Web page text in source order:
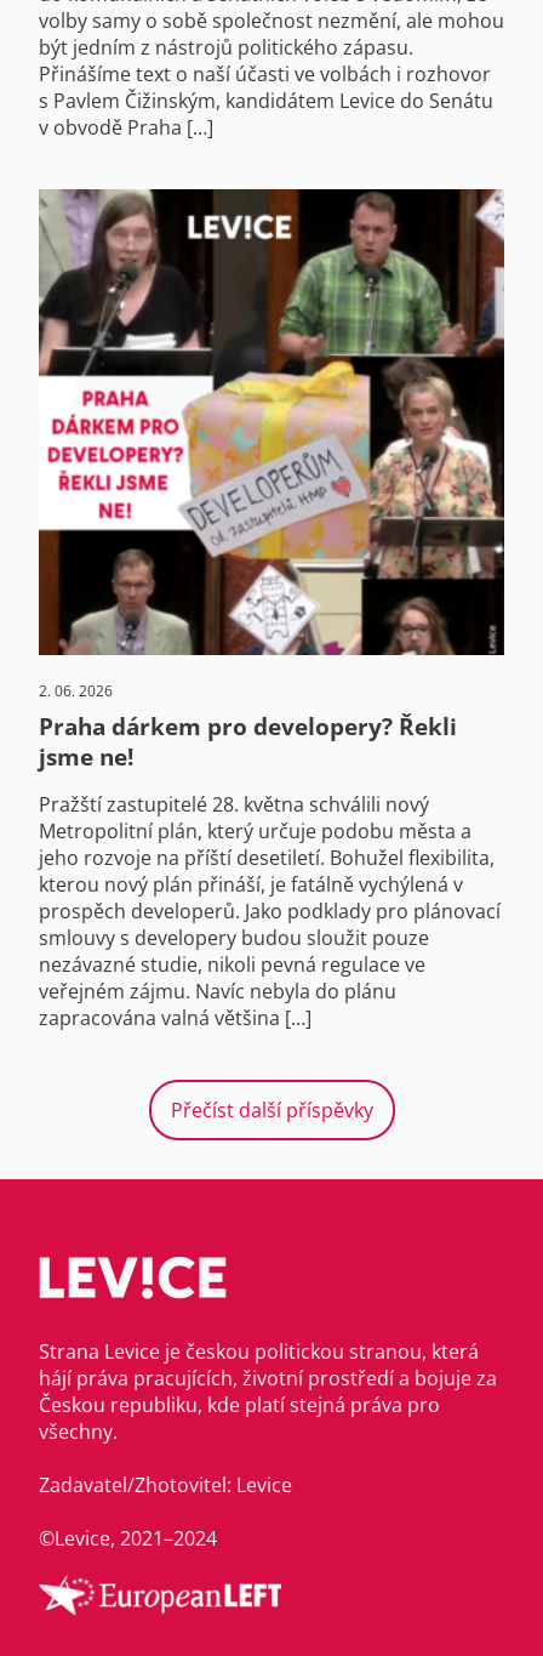
volby samy o sobě společnost nezmění, ale mohou
být jedním z nástrojů politického zápasu.
Přinášíme text o naší účasti ve volbách i rozhovor
s Pavlem Čižinským, kandidátem Levice do Senátu
v obvodě Praha […]
2. 06. 2026
Praha dárkem pro developery? Řekli
jsme ne!
Pražští zastupitelé 28. května schválili nový
Metropolitní plán, který určuje podobu města a
jeho rozvoje na příští desetiletí. Bohužel flexibilita,
kterou nový plán přináší, je fatálně vychýlená v
prospěch developerů. Jako podklady pro plánovací
smlouvy s developery budou sloužit pouze
nezávazné studie, nikoli pevná regulace ve
veřejném zájmu. Navíc nebyla do plánu
zapracována valná většina […]
Přečíst další příspěvky
Strana Levice je českou politickou stranou, která
hájí práva pracujících, životní prostředí a bojuje za
Českou republiku, kde platí stejná práva pro
všechny.
Zadavatel/Zhotovitel: Levice
©Levice, 2021–2024